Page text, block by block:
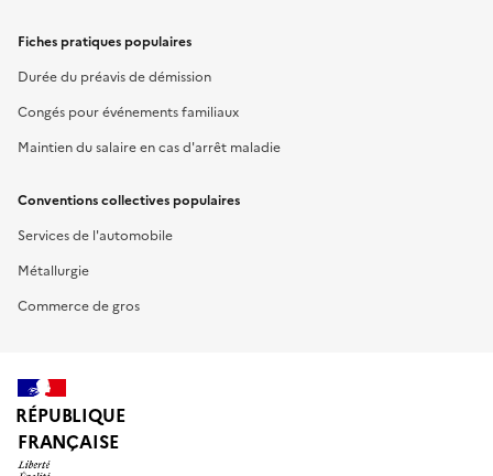
Fiches pratiques populaires
Durée du préavis de démission
Congés pour événements familiaux
Maintien du salaire en cas d'arrêt maladie
Conventions collectives populaires
Services de l'automobile
Métallurgie
Commerce de gros
RÉPUBLIQUE
FRANÇAISE